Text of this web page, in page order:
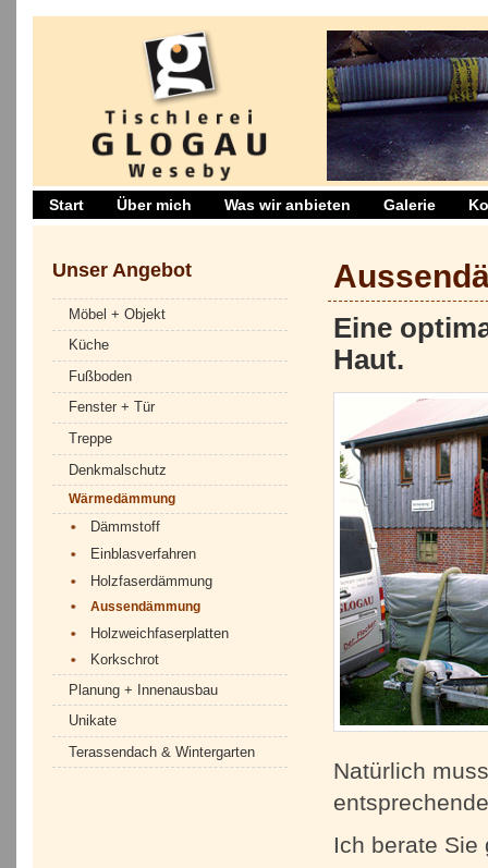
Start Über mich Was wir anbieten Galerie
Unser Angebot
Möbel + Objekt
Küche
Fußboden
Fenster + Tür
Treppe
Denkmalschutz
Wärmedämmung
Dämmstoff
Einblasverfahren
Holzfaserdämmung
Aussendämmung
Holzweichfaserplatten
Korkschrot
Planung + Innenausbau
Unikate
Terassendach & Wintergarten
Eine
Haut.
Natürlich
Ich berate Sie